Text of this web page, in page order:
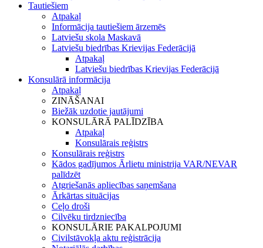
Tautiešiem
Atpakaļ
Informācija tautiešiem ārzemēs
Latviešu skola Maskavā
Latviešu biedrības Krievijas Federācijā
Atpakaļ
Latviešu biedrības Krievijas Federācijā
Konsulārā informācija
Atpakaļ
ZINĀŠANAI
Biežāk uzdotie jautājumi
KONSULĀRĀ PALĪDZĪBA
Atpakaļ
Konsulārais reģistrs
Konsulārais reģistrs
Kādos gadījumos Ārlietu ministrija VAR/NEVAR
palīdzēt
Atgriešanās apliecības saņemšana
Ārkārtas situācijas
Ceļo droši
Cilvēku tirdzniecība
KONSULĀRIE PAKALPOJUMI
Civilstāvokļa aktu reģistrācija